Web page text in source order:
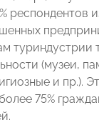
респондентов
туриндустрии
(музеи,
и пр.).
75%